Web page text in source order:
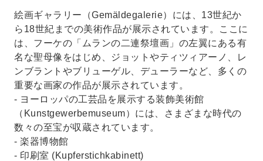
絵画ギャラリー（Gemäldegalerie）には、13世紀か
ら18世紀までの美術作品が展示されています。ここに
は、フーケの「ムランの二連祭壇画」の左翼にある有
名な聖母像をはじめ、ジョットやティツィアーノ、レ
ンブラントやブリューゲル、デューラーなど、多くの
重要な画家の作品が展示されています。
- ヨーロッパの工芸品を展示する装飾美術館
（Kunstgewerbemuseum）には、さまざまな時代の
数々の至宝が収蔵されています。
- 楽器博物館
- 印刷室 (Kupferstichkabinett)